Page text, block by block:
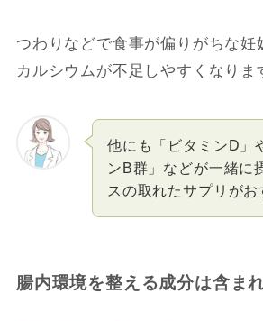
つわりなどで食事が偏りがちな妊
カルシウムが不足しやすくなりま
他にも「ビタミンD」
ンB群」などが一緒に
スの取れたサプリがお
腸内環境を整える成分は含ま